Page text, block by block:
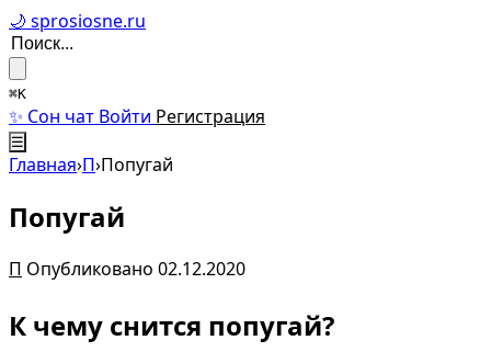
🌙 sprosiosne.ru
⌘K
✨ Сон чат Войти Регистрация
☰
Главная›П›Попугай
Попугай
П Опубликовано 02.12.2020
К чему снится попугай?